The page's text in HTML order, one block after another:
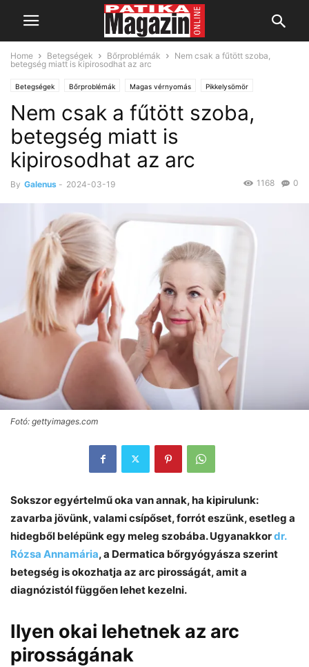
Home Betegségek Bőrproblémák
Nem csak a fűtött szoba,
betegség miatt is kipirosodhat az arc
Betegségek Bőrproblémák Magas vérnyomás Pikkelysömör
Nem csak a fűtött szoba,
betegség miatt is
kipirosodhat az arc
By Galenus - 2024-03-19 0
1168
Fotó: gettyimages.com
Sokszor egyértelmű oka van annak, ha kipirulunk:
zavarba jövünk, valami csípőset, forrót eszünk, esetleg a
hidegből belépünk egy meleg szobába. Ugyanakkordr.
Rózsa Annamária, a Dermatica bőrgyógyásza szerint
betegség is okozhatja az arc pirosságát, amit a
diagnózistól függően lehet kezelni.
Ilyen okai lehetnek az arc
pirosságának